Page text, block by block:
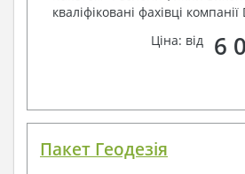
кваліфіковані фахівці
Ціна: від
6
Пакет Геодезія